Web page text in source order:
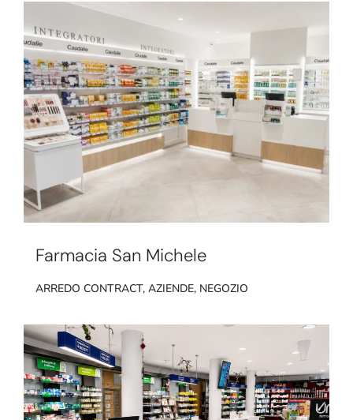
Farmacia San Michele
ARREDO CONTRACT, AZIENDE, NEGOZIO